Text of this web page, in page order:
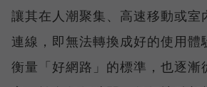
讓其在人潮聚集、高速移動或室
連線，即無法轉換成好的使用體
衡量「好網路」的標準，也逐漸